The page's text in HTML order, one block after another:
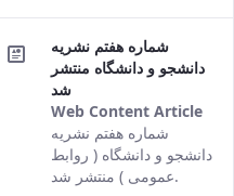
شماره هفتم نشریه
دانشجو و دانشگاه منتشر
شد
Web Content Article
شماره هفتم نشریه
دانشجو و دانشگاه ( روابط
عمومی ) منتشر شد.